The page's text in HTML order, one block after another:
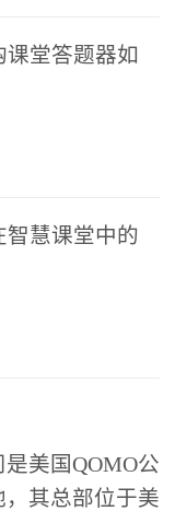
堂答题器如
智慧课堂中的
美国QOMO公
其总部位于美